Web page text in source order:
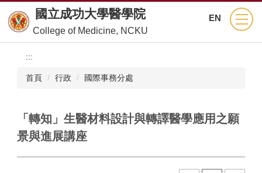
到
主
要
EN
國立成功大學醫學院
College of Medicine, NCKU
:::
首頁 行政 國際事務分處
「轉知」生醫材料設計與轉譯醫學應用之願
景與進展講座